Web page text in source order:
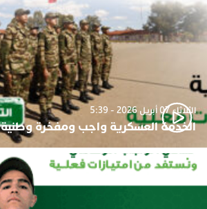
الثلاثاء 07 أبريل 2026 - 5:39
الخدمة العسكرية واجب ومفخرة وطنية